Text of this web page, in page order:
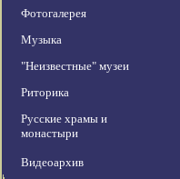
Фотогалерея
Музыка
"Неизвестные" музеи
Риторика
Русские храмы и
монастыри
Видеоархив